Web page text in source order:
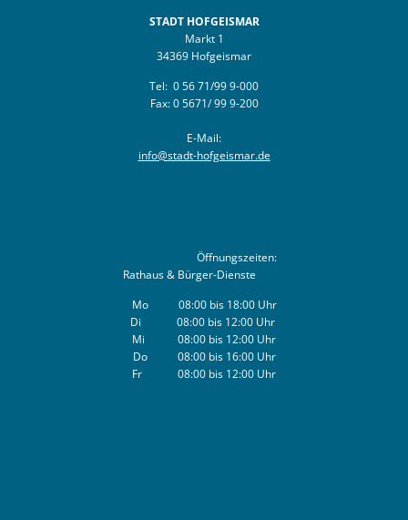
STADT HOFGEISMAR
Markt 1
34369 Hofgeismar
Tel: 0 56 71/99 9-000
Fax: 0 5671/ 99 9-200
E-Mail:
info@stadt-hofgeismar.de
Öffnungszeiten:
Rathaus & Bürger-Dienste
Mo 08:00 bis 18:00 Uhr
Di 08:00 bis 12:00 Uhr
Mi 08:00 bis 12:00 Uhr
Do 08:00 bis 16:00 Uhr
Fr 08:00 bis 12:00 Uhr